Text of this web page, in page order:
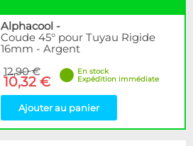
Alphacool -
Coude 45° pour Tuyau Rigide
16mm - Argent
12,90 €
10,32 €
En stock
Expédition immédiate
Ajouter au panier